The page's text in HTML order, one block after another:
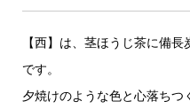
【西】は、茎ほうじ茶に備
です。
夕焼けのような色と心落ちつ